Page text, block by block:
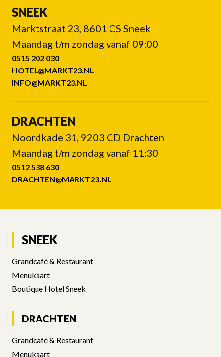
SNEEK
Marktstraat 23, 8601 CS Sneek
Maandag t/m zondag vanaf 09:00
0515 202 030
HOTEL@MARKT23.NL
INFO@MARKT23.NL
DRACHTEN
Noordkade 31, 9203 CD Drachten
Maandag t/m zondag vanaf 11:30
0512 538 630
DRACHTEN@MARKT23.NL
SNEEK
DRACHTEN